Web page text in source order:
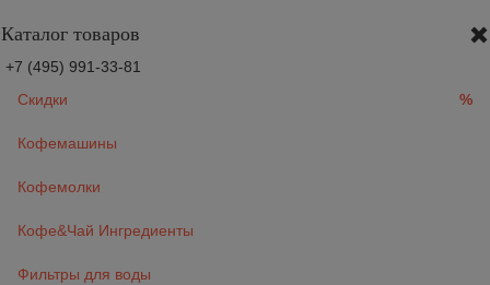
Каталог товаров
+7 (495) 991-33-81
Скидки
%
Кофемашины
Кофемолки
Кофе&Чай Ингредиенты
Фильтры для воды